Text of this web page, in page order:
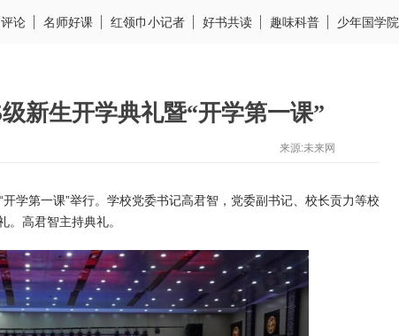
评论 名师好课 红领巾小记者 好书共读 趣味科普 少年国学院
新生开学典礼暨“开学第一课”
来源:未来网
开学第一课”举行。学校党委书记高君智，党委副书记、校长贡力等校
高君智主持典礼。